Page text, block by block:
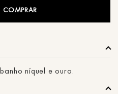
COMPRAR
níquel e ouro.